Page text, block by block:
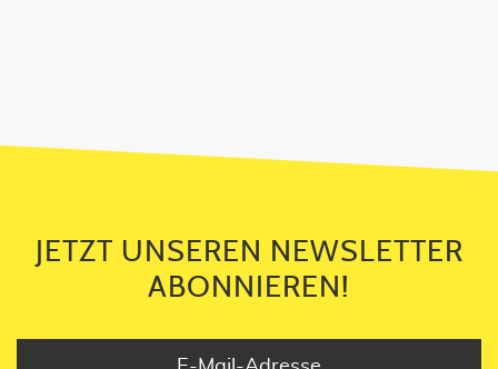
JETZT UNSEREN NEWSLETTER
ABONNIEREN!